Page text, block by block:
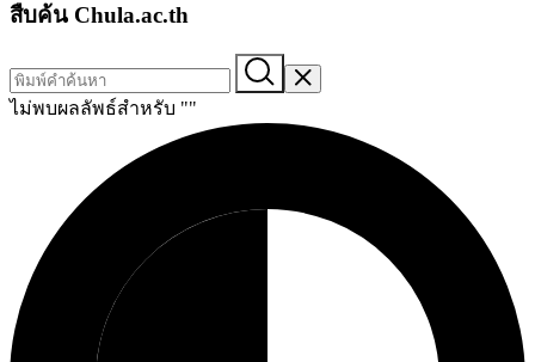
สืบค้น Chula.ac.th
ไม่พบผลลัพธ์สำหรับ ""